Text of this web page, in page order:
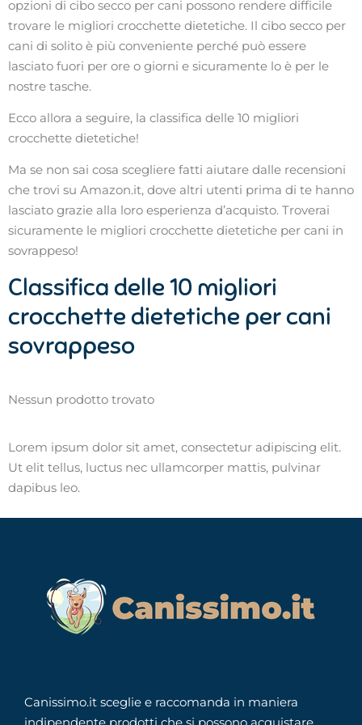
opzioni di cibo secco per cani possono rendere difficile
trovare le migliori crocchette dietetiche. Il cibo secco per
cani di solito è più conveniente perché può essere
lasciato fuori per ore o giorni e sicuramente lo è per le
nostre tasche.
Ecco allora a seguire, la classifica delle 10 migliori
crocchette dietetiche!
Ma se non sai cosa scegliere fatti aiutare dalle recensioni
che trovi su Amazon.it, dove altri utenti prima di te hanno
lasciato grazie alla loro esperienza d’acquisto. Troverai
sicuramente le migliori crocchette dietetiche per cani in
sovrappeso!
Classifica delle 10 migliori
crocchette dietetiche per cani
sovrappeso
Nessun prodotto trovato
Lorem ipsum dolor sit amet, consectetur adipiscing elit.
Ut elit tellus, luctus nec ullamcorper mattis, pulvinar
dapibus leo.
Canissimo.it sceglie e raccomanda in maniera
indipendente prodotti che si possono acquistare